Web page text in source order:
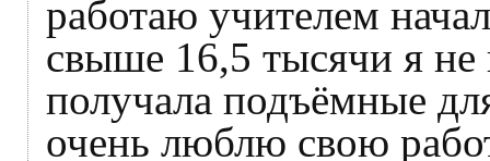
работаю учителем
свыше 16,5 тысячи я не
получала подъёмные
очень люблю свою